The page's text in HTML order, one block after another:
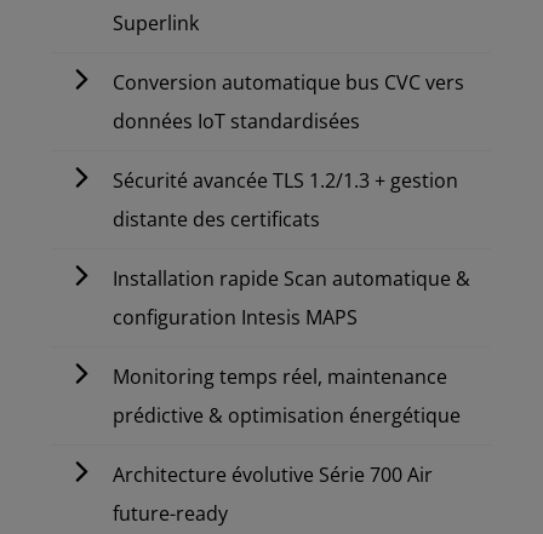
Superlink
Conversion automatique bus CVC vers
données IoT standardisées
Sécurité avancée TLS 1.2/1.3 + gestion
distante des certificats
Installation rapide Scan automatique &
configuration Intesis MAPS
Monitoring temps réel, maintenance
prédictive & optimisation énergétique
Architecture évolutive Série 700 Air
future-ready